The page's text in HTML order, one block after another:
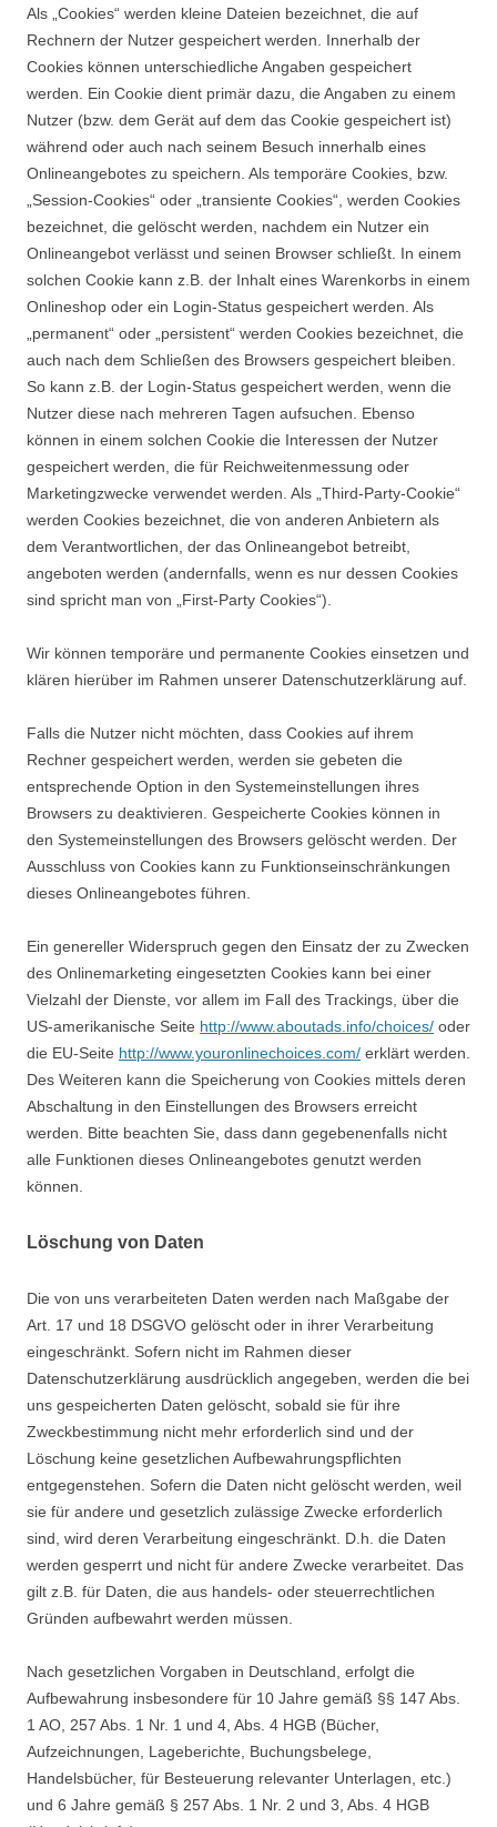
Als „Cookies“ werden kleine Dateien bezeichnet, die auf
Rechnern der Nutzer gespeichert werden. Innerhalb der
Cookies können unterschiedliche Angaben gespeichert
werden. Ein Cookie dient primär dazu, die Angaben zu einem
Nutzer (bzw. dem Gerät auf dem das Cookie gespeichert ist)
während oder auch nach seinem Besuch innerhalb eines
Onlineangebotes zu speichern. Als temporäre Cookies, bzw.
„Session-Cookies“ oder „transiente Cookies“, werden Cookies
bezeichnet, die gelöscht werden, nachdem ein Nutzer ein
Onlineangebot verlässt und seinen Browser schließt. In einem
solchen Cookie kann z.B. der Inhalt eines Warenkorbs in einem
Onlineshop oder ein Login-Status gespeichert werden. Als
„permanent“ oder „persistent“ werden Cookies bezeichnet, die
auch nach dem Schließen des Browsers gespeichert bleiben.
So kann z.B. der Login-Status gespeichert werden, wenn die
Nutzer diese nach mehreren Tagen aufsuchen. Ebenso
können in einem solchen Cookie die Interessen der Nutzer
gespeichert werden, die für Reichweitenmessung oder
Marketingzwecke verwendet werden. Als „Third-Party-Cookie“
werden Cookies bezeichnet, die von anderen Anbietern als
dem Verantwortlichen, der das Onlineangebot betreibt,
angeboten werden (andernfalls, wenn es nur dessen Cookies
sind spricht man von „First-Party Cookies“).
Wir können temporäre und permanente Cookies einsetzen und
klären hierüber im Rahmen unserer Datenschutzerklärung auf.
Falls die Nutzer nicht möchten, dass Cookies auf ihrem
Rechner gespeichert werden, werden sie gebeten die
entsprechende Option in den Systemeinstellungen ihres
Browsers zu deaktivieren. Gespeicherte Cookies können in
den Systemeinstellungen des Browsers gelöscht werden. Der
Ausschluss von Cookies kann zu Funktionseinschränkungen
dieses Onlineangebotes führen.
Ein genereller Widerspruch gegen den Einsatz der zu Zwecken
des Onlinemarketing eingesetzten Cookies kann bei einer
Vielzahl der Dienste, vor allem im Fall des Trackings, über die
US-amerikanische Seite http://www.aboutads.info/choices/ oder
die EU-Seite http://www.youronlinechoices.com/ erklärt werden.
Des Weiteren kann die Speicherung von Cookies mittels deren
Abschaltung in den Einstellungen des Browsers erreicht
werden. Bitte beachten Sie, dass dann gegebenenfalls nicht
alle Funktionen dieses Onlineangebotes genutzt werden
können.
Löschung von Daten
Die von uns verarbeiteten Daten werden nach Maßgabe der
Art. 17 und 18 DSGVO gelöscht oder in ihrer Verarbeitung
eingeschränkt. Sofern nicht im Rahmen dieser
Datenschutzerklärung ausdrücklich angegeben, werden die bei
uns gespeicherten Daten gelöscht, sobald sie für ihre
Zweckbestimmung nicht mehr erforderlich sind und der
Löschung keine gesetzlichen Aufbewahrungspflichten
entgegenstehen. Sofern die Daten nicht gelöscht werden, weil
sie für andere und gesetzlich zulässige Zwecke erforderlich
sind, wird deren Verarbeitung eingeschränkt. D.h. die Daten
werden gesperrt und nicht für andere Zwecke verarbeitet. Das
gilt z.B. für Daten, die aus handels- oder steuerrechtlichen
Gründen aufbewahrt werden müssen.
Nach gesetzlichen Vorgaben in Deutschland, erfolgt die
Aufbewahrung insbesondere für 10 Jahre gemäß §§ 147 Abs.
1 AO, 257 Abs. 1 Nr. 1 und 4, Abs. 4 HGB (Bücher,
Aufzeichnungen, Lageberichte, Buchungsbelege,
Handelsbücher, für Besteuerung relevanter Unterlagen, etc.)
und 6 Jahre gemäß § 257 Abs. 1 Nr. 2 und 3, Abs. 4 HGB